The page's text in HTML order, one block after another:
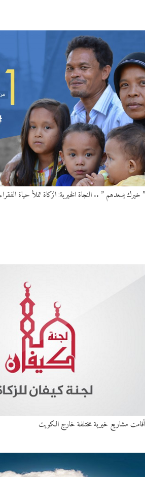
خيرك يسعدهم ” .. النجاة الخيرية: الزكاة تملأ حياة
مشاريع خيرية مختلفة خارج الكويت